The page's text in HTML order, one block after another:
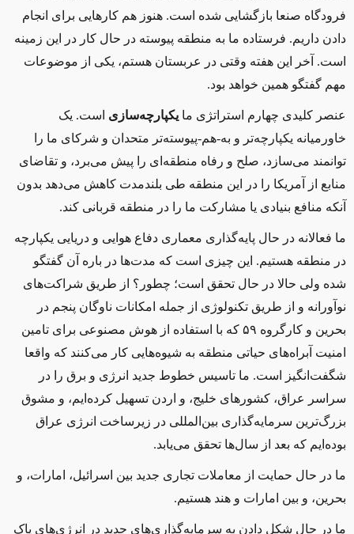
فرودگاه صنعا بازگشایی شده است. هنوز هم کارهایی برای انجام
دادن داریم. فرستاده ما به منطقه پیوسته در حال کار در این زمینه
است. آخر این هفته وقتی در عربستان هستم، یکی از موضوعات
مهم گفتگو همین خواهد بود.
عنصر کلیدی چهارم استراتژی ما یکپارچه‌سازی است. یک
خاورمیانه یکپارچه‌تر و به‌-هم-پیوسته‌تر متحدان و شرکای ما را
توانمند می‌سازد، صلح و رفاه منطقه‌ای را پیش می‌برد، و تقاضای
منابع از آمریکا را در این منطقه طی بلندمدت کاهش می‌دهد بدون
آنکه منافع بنیادی یا مشارکت ما را در منطقه قربانی کند.
ما فعالانه در حال پایه‌گذاری معماری دفاع هوایی و دریایی یکپارچه
در منطقه هستیم. این چیزی است که مدت‌ها در باره آن گفتگو
شده ولی حالا در حال تحقق است؛ چطور؟ از طریق شراکت‌های
نوآورانه و از طریق تکنولوژی از جمله امکانات ناوگان پنجم در
بحرین و کارگروه ۵۹ که با استفاده از هوش مصنوعی برای تامین
امنیت آبراه‌های حیاتی منطقه به شیوه‌هایی کار می‌کنند که واقعا
شگفت‌انگیز است. ما تاسیس خطوط جدید انرژی و برق را در
سراسر عراق، کشورهای خلیج، و اردن تسهیل کرده‌ایم، و مشوق
بزرگ‌ترین سرمایه‌گذاری بین‌المللی در زیرساخت انرژی عراق
بوده‌ایم که بعد از سال‌ها تحقق می‌یابد.
ما در حال حمایت از معاملات تجاری جدید بین اسرائیل، امارات، و
بحرین، و بین امارات و هند هستیم.
ما در حال شکل دادن به سرمایه‌گذاری‌های جدید در انرژی‌های پاک